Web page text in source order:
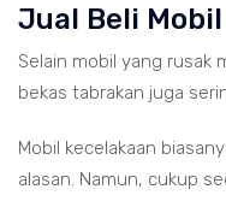
Jual Beli
Selain mobil yang rusak
bekas tabrakan juga
Mobil kecelakaan
alasan. Namun, cukup